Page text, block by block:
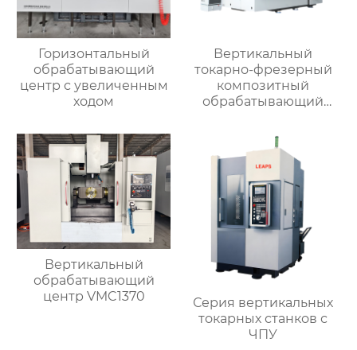
Горизонтальный
обрабатывающий
центр с увеличенным
ходом
Вертикальный
токарно-фрезерный
композитный
обрабатывающий
Вертикальный
обрабатывающий
центр VMC1370
Серия вертикальных
токарных станков с
ЧПУ